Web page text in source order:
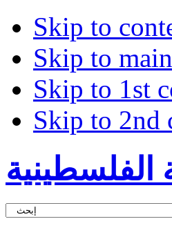
Skip to
Skip to
Skip to 1st
Skip to 2nd
الفلسطينية